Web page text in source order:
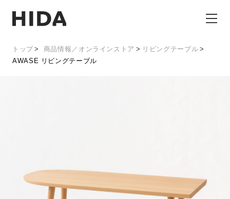
トップ 商品情報／オンラインストア
リビングテーブル
AWASE リビングテーブル